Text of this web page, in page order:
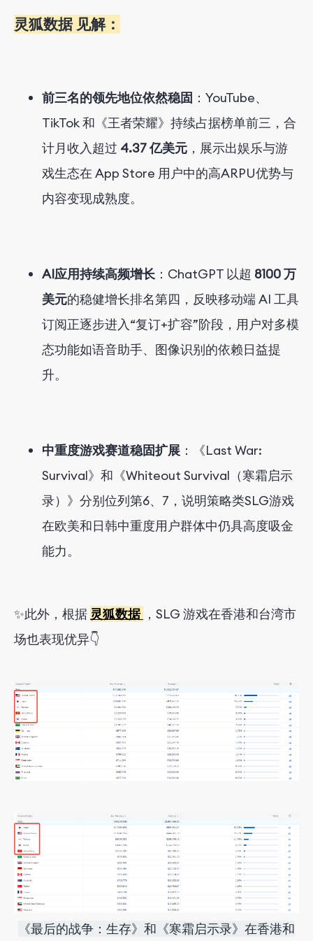
灵狐数据 见解：
前三名的领先地位依然稳固 ：YouTube、
TikTok 和《王者荣耀》持续占据榜单前三，合
计月收入超过 4.37 亿美元 ，展示出娱乐与游
戏生态在 App Store 用户中的高ARPU优势与
内容变现成熟度。
AI应用持续高频增长 ：ChatGPT 以超 8100 万
美元的稳健增长排名第四，反映移动端 AI 工具
订阅正逐步进入“复订+扩容”阶段，用户对多模
态功能如语音助手、图像识别的依赖日益提
升。
中重度游戏赛道稳固扩展 ：《Last War:
Survival》和《Whiteout Survival（寒霜启示
录）》分别位列第6、7，说明策略类SLG游戏
在欧美和日韩中重度用户群体中仍具高度吸金
能力。
✨此外，根据 灵狐数据 ，SLG 游戏在香港和台湾市
场也表现优异👇
《最后的战争：生存》和《寒霜启示录》在香港和